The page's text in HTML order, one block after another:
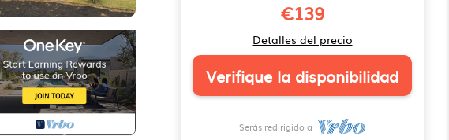
€139
Detalles del precio
Verifique la disponibilidad
Serás redirigido a